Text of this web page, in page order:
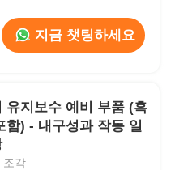
지금 챗팅하세요
유지보수 예비 부품 (흑
함) - 내구성과 작동 일
조각